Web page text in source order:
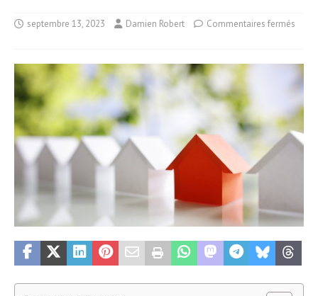
septembre 13, 2023 Damien Robert Commentaires fermés